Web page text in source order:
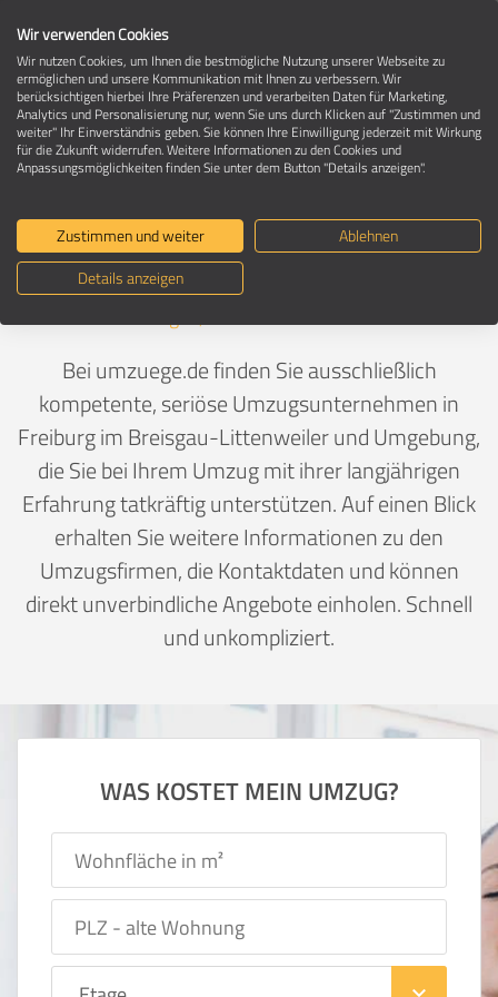
Umzugsunternehmen in 79117 Freiburg
im Breisgau-Littenweiler
Ein Umzug ist Vertrauenssache
Deutschland>Baden-Württemberg
Bei umzuege.de finden Sie ausschließlich
kompetente, seriöse Umzugsunternehmen in
Freiburg im Breisgau-Littenweiler und Umgebung,
die Sie bei Ihrem Umzug mit ihrer langjährigen
Erfahrung tatkräftig unterstützen. Auf einen Blick
erhalten Sie weitere Informationen zu den
Umzugsfirmen, die Kontaktdaten und können
direkt unverbindliche Angebote einholen. Schnell
und unkompliziert.
WAS KOSTET MEIN UMZUG?
Wir verwenden Cookies
Wir nutzen Cookies, um Ihnen die bestmögliche Nutzung unserer Webseite zu
ermöglichen und unsere Kommunikation mit Ihnen zu verbessern. Wir
berücksichtigen hierbei Ihre Präferenzen und verarbeiten Daten für Marketing,
Analytics und Personalisierung nur, wenn Sie uns durch Klicken auf "Zustimmen und
weiter" Ihr Einverständnis geben. Sie können Ihre Einwilligung jederzeit mit Wirkung
für die Zukunft widerrufen. Weitere Informationen zu den Cookies und
Anpassungsmöglichkeiten finden Sie unter dem Button "Details anzeigen".
Zustimmen und weiter
Ablehnen
Details anzeigen